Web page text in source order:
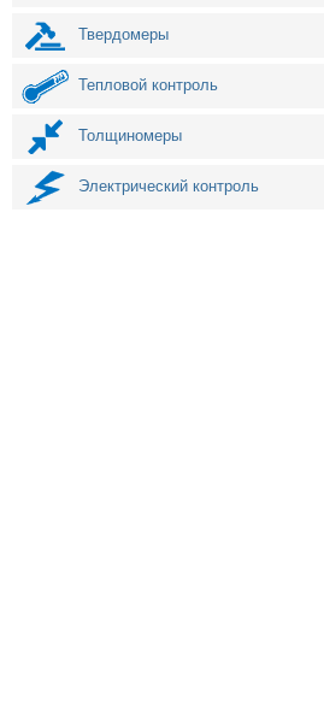
Твердомеры
Тепловой контроль
Толщиномеры
Электрический контроль